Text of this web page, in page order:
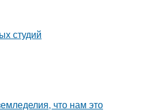
студий
что нам это